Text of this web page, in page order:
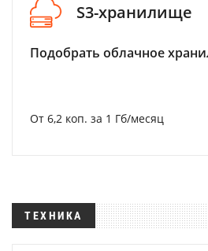
S3-хранилище
Подобрать облачное
От 6,2 коп. за 1 Гб/месяц
ТЕХНИКА